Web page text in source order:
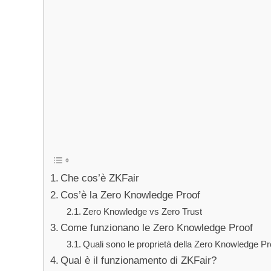
Che cos’è ZKFair
Cos’è la Zero Knowledge Proof
Zero Knowledge vs Zero Trust
Come funzionano le Zero Knowledge Proof
Quali sono le proprietà della Zero Knowledge
Qual è il funzionamento di ZKFair?